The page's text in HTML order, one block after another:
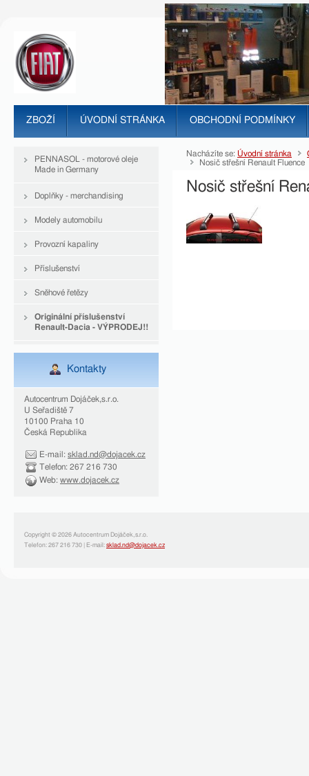
ZBOŽÍ ÚVODNÍ STRÁNKA OBCHODNÍ PODMÍNKY
PENNASOL - motorové oleje
Made in Germany
Doplňky - merchandising
Modely automobilu
Provozní kapaliny
Příslušenství
Sněhové řetězy
Originální příslušenství
Renault-Dacia - VÝPRODEJ!!
Kontakty
Autocentrum Dojáček,s.r.o.
U Seřadiště 7
10100 Praha 10
Česká Republika
E-mail: sklad.nd@dojacek.cz
Telefon: 267 216 730
Web: www.dojacek.cz
Nacházíte se: Úvodní stránka
Nosič střešní Renault Fluence
Nosič střešní
Copyright © 2026 Autocentrum Dojáček,s.r.o.
Telefon: 267 216 730 | E-mail: sklad.nd@dojacek.cz